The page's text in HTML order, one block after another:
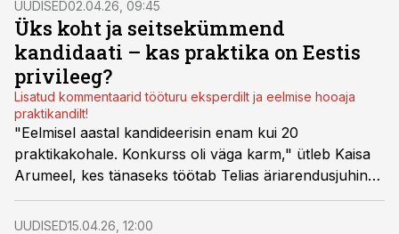
võtma. Paraku ei ole see alati nii.
UUDISED02.04.26, 09:45
Üks koht ja seitsekümmend
kandidaati – kas praktika on Eestis
privileeg?
Lisatud kommentaarid tööturu eksperdilt ja eelmise hooaja
praktikandilt!
"Eelmisel aastal kandideerisin enam kui 20
praktikakohale. Konkurss oli väga karm," ütleb Kaisa
Arumeel, kes tänaseks töötab Telias äriarendusjuhina.
„Aga minul õnneks vedas!“
UUDISED15.04.26, 12:00